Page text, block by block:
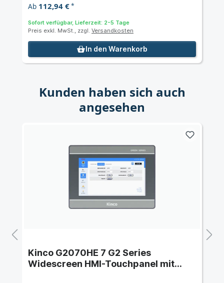
Ab 112,94 €*
Sofort verfügbar, Lieferzeit: 2-5 Tage
Preis exkl. MwSt., zzgl. Versandkosten
In den Warenkorb
Kunden haben sich auch
angesehen
Kinco G2070HE 7 G2 Series
Widescreen HMI-Touchpanel mit